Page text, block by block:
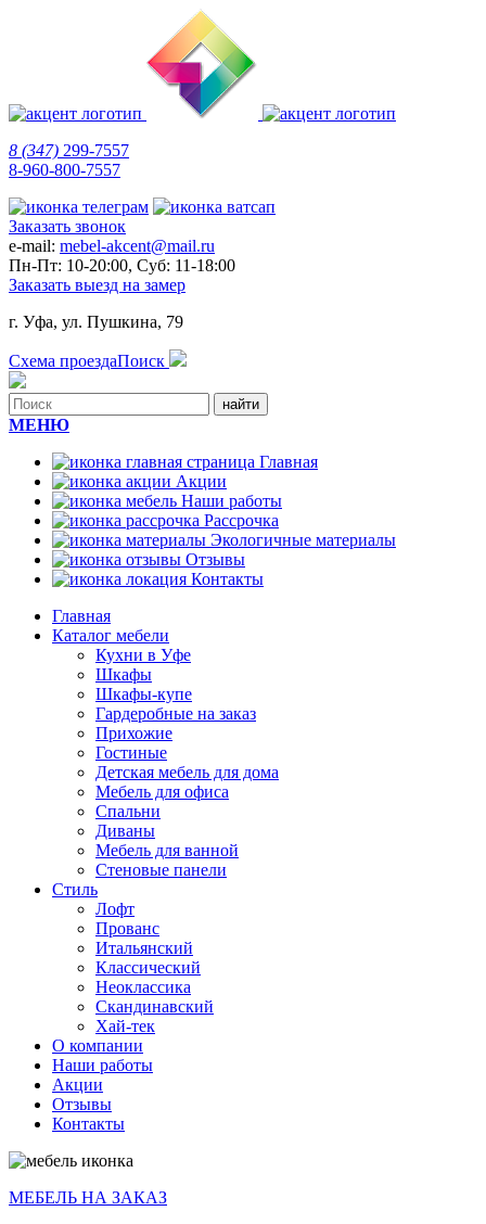
8 (347) 299-7557
8-960-800-7557
Заказать звонок
e-mail: mebel-akcent@mail.ru
Пн-Пт: 10-20:00, Суб: 11-18:00
Заказать выезд на замер
г. Уфа, ул. Пушкина, 79
Схема проездаПоиск
МЕНЮ
Главная
Акции
Наши работы
Рассрочка
Экологичные материалы
Отзывы
Контакты
Главная
Каталог мебели
Кухни в Уфе
Шкафы
Шкафы-купе
Гардеробные на заказ
Прихожие
Гостиные
Детская мебель для дома
Мебель для офиса
Спальни
Диваны
Мебель для ванной
Стеновые панели
Стиль
Лофт
Прованс
Итальянский
Классический
Неоклассика
Скандинавский
Хай-тек
О компании
Наши работы
Акции
Отзывы
Контакты
МЕБЕЛЬ НА ЗАКАЗ